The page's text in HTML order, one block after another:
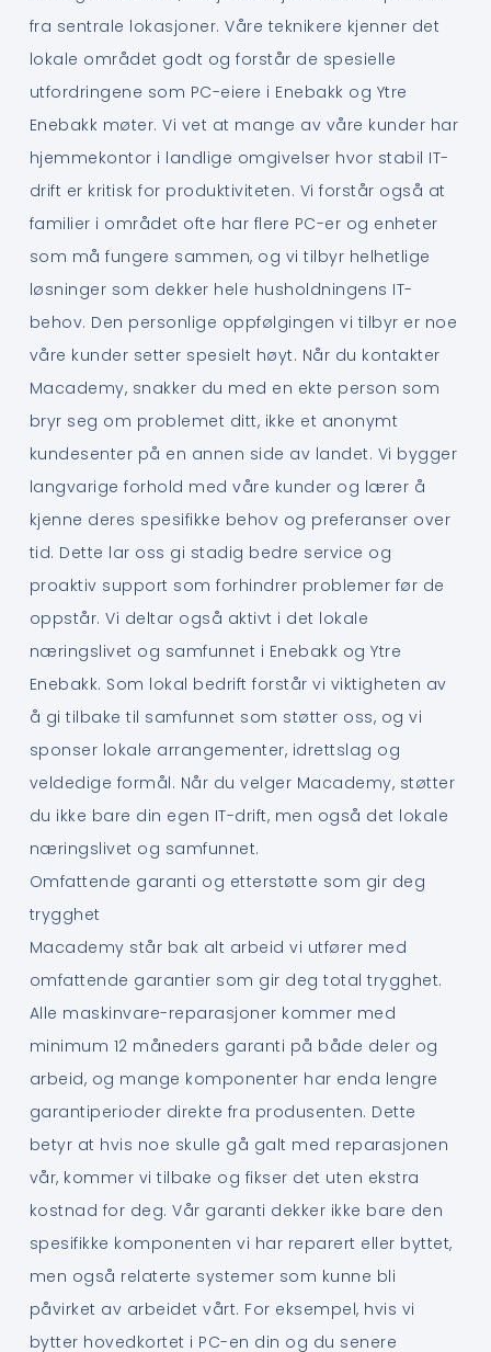
fra sentrale lokasjoner. Våre teknikere kjenner det
lokale området godt og forstår de spesielle
utfordringene som PC-eiere i Enebakk og Ytre
Enebakk møter. Vi vet at mange av våre kunder har
hjemmekontor i landlige omgivelser hvor stabil IT-
drift er kritisk for produktiviteten. Vi forstår også at
familier i området ofte har flere PC-er og enheter
som må fungere sammen, og vi tilbyr helhetlige
løsninger som dekker hele husholdningens IT-
behov. Den personlige oppfølgingen vi tilbyr er noe
våre kunder setter spesielt høyt. Når du kontakter
Macademy, snakker du med en ekte person som
bryr seg om problemet ditt, ikke et anonymt
kundesenter på en annen side av landet. Vi bygger
langvarige forhold med våre kunder og lærer å
kjenne deres spesifikke behov og preferanser over
tid. Dette lar oss gi stadig bedre service og
proaktiv support som forhindrer problemer før de
oppstår. Vi deltar også aktivt i det lokale
næringslivet og samfunnet i Enebakk og Ytre
Enebakk. Som lokal bedrift forstår vi viktigheten av
å gi tilbake til samfunnet som støtter oss, og vi
sponser lokale arrangementer, idrettslag og
veldedige formål. Når du velger Macademy, støtter
du ikke bare din egen IT-drift, men også det lokale
næringslivet og samfunnet.
Omfattende garanti og etterstøtte som gir deg
trygghet
Macademy står bak alt arbeid vi utfører med
omfattende garantier som gir deg total trygghet.
Alle maskinvare-reparasjoner kommer med
minimum 12 måneders garanti på både deler og
arbeid, og mange komponenter har enda lengre
garantiperioder direkte fra produsenten. Dette
betyr at hvis noe skulle gå galt med reparasjonen
vår, kommer vi tilbake og fikser det uten ekstra
kostnad for deg. Vår garanti dekker ikke bare den
spesifikke komponenten vi har reparert eller byttet,
men også relaterte systemer som kunne bli
påvirket av arbeidet vårt. For eksempel, hvis vi
bytter hovedkortet i PC-en din og du senere